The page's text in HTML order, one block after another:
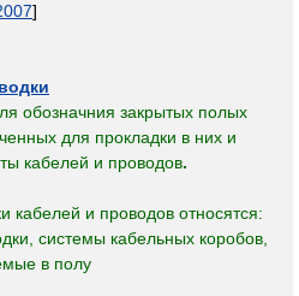
]
обозначния закрытых полых
для прокладки в них и
кабелей и проводов.
кабелей и проводов относятся:
системы кабельных коробов,
в полу